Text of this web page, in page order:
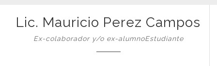
Lic. Mauricio Perez Campos
Ex-colaborador y/o ex-alumnoEstudiante